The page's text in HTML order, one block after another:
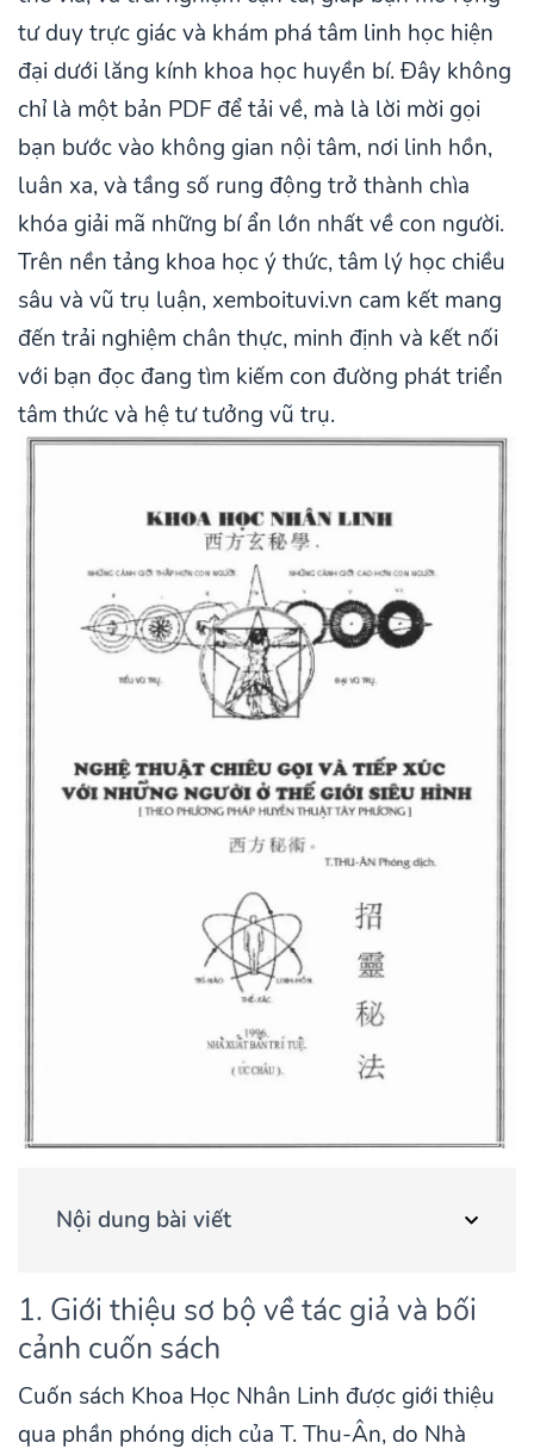
tư duy trực giác và khám phá tâm linh học hiện
đại dưới lăng kính khoa học huyền bí. Đây không
chỉ là một bản PDF để tải về, mà là lời mời gọi
bạn bước vào không gian nội tâm, nơi linh hồn,
luân xa, và tầng số rung động trở thành chìa
khóa giải mã những bí ẩn lớn nhất về con người.
Trên nền tảng khoa học ý thức, tâm lý học chiều
sâu và vũ trụ luận, xemboituvi.vn cam kết mang
đến trải nghiệm chân thực, minh định và kết nối
với bạn đọc đang tìm kiếm con đường phát triển
tâm thức và hệ tư tưởng vũ trụ.
Nội dung bài viết
1. Giới thiệu sơ bộ về tác giả và bối
cảnh cuốn sách
Cuốn sách Khoa Học Nhân Linh được giới thiệu
qua phần phóng dịch của T. Thu-Ân, do Nhà